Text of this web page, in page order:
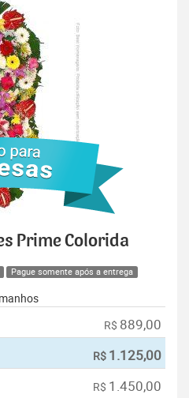
Prime Colorida
Pague somente após a entrega
R$ 889,00
R$ 1.125,00
R$ 1.450,00